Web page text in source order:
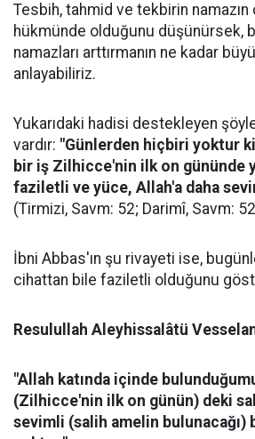
Tesbih, tahmid ve tekbirin
hükmünde olduğunu düşünürsek,
namazları arttırmanın ne kadar
anlayabiliriz.
Yukarıdaki hadisi destekleyen
vardır: "Günlerden hiçbiri yoktur
bir iş Zilhicce'nin ilk on gününde
faziletli ve yüce, Allah'a daha
(Tirmizi, Savm: 52; Darimî, Savm:
İbni Abbas'ın şu rivayeti ise,
cihattan bile faziletli olduğunu
Resulullah Aleyhissalâtü
"Allah katında içinde
(Zilhicce'nin ilk on günün) deki
sevimli (salih amelin bulunacağı)